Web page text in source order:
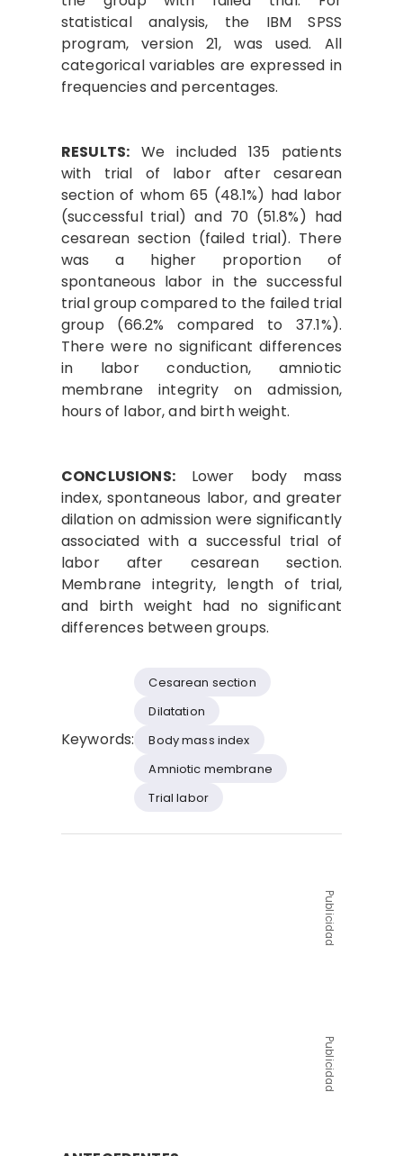
statistical analysis, the IBM SPSS
program, version 21, was used. All
categorical variables are expressed in
frequencies and percentages.
RESULTS: We included 135 patients
with trial of labor after cesarean
section of whom 65 (48.1%) had labor
(successful trial) and 70 (51.8%) had
cesarean section (failed trial). There
was a higher proportion of
spontaneous labor in the successful
trial group compared to the failed trial
group (66.2% compared to 37.1%).
There were no significant differences
in labor conduction, amniotic
membrane integrity on admission,
hours of labor, and birth weight.
CONCLUSIONS:Lower body mass
index, spontaneous labor, and greater
dilation on admission were significantly
associated with a successful trial of
labor after cesarean section.
Membrane integrity, length of trial,
and birth weight had no significant
differences between groups.
Keywords:
Cesarean section
Dilatation
Body mass index
Amniotic membrane
Trial labor
Publicidad
Publicidad